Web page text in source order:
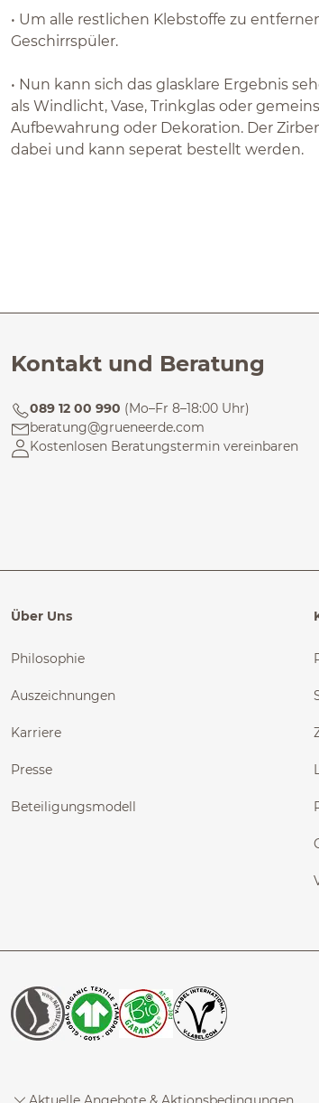
• Um alle restlichen Klebstoffe zu
Geschirrspüler.
• Nun kann sich das glasklare Ergebnis
als Windlicht, Vase, Trinkglas oder
Aufbewahrung oder Dekoration. Der
dabei und kann seperat bestellt werden.
Kontakt und Beratung
089 12 00 990 (Mo–Fr 8–18:00 Uhr)
beratung@grueneerde.com
Kostenlosen Beratungstermin vereinbaren
Über Uns
Philosophie
Auszeichnungen
Karriere
Presse
Beteiligungsmodell